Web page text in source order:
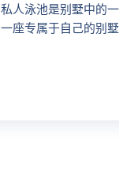
私人泳池是别墅中的
一座专属于自己的别